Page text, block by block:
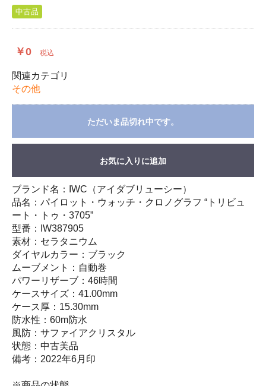
中古品
￥0 税込
関連カテゴリ
その他
ただいま品切れ中です。
お気に入りに追加
ブランド名：IWC（アイダブリューシー）
品名：パイロット・ウォッチ・クロノグラフ “トリビュ
ート・トゥ・3705”
型番：IW387905
素材：セラタニウム
ダイヤルカラー：ブラック
ムーブメント：自動巻
パワーリザーブ：46時間
ケースサイズ：41.00mm
ケース厚：15.30mm
防水性：60m防水
風防：サファイアクリスタル
状態：中古美品
備考：2022年6月印